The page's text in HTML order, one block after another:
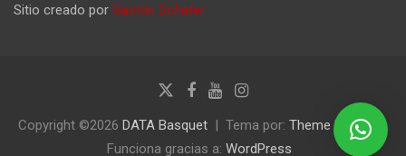
Sitio creado por Gastón Schafer
Copyright ©2026 DATA Basquet Tema por: Theme Horse
Funciona gracias a: WordPress